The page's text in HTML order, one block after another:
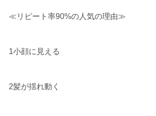
≪リピート率90%の人気の理由≫
1小顔に見える
2髪が揺れ動く